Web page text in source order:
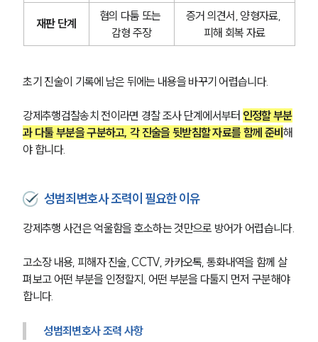
재판 단계
혐의 다툼 또는
감형 주장
증거 의견서, 양형자료,
피해 회복 자료
초기 진술이 기록에 남은 뒤에는 내용을 바꾸기 어렵습니다.
강제추행검찰송치 전이라면 경찰 조사 단계에서부터 인정할 부분
과 다툴 부분을 구분하고, 각 진술을 뒷받침할 자료를 함께 준비해
야 합니다.
성범죄변호사 조력이 필요한 이유
강제추행 사건은 억울함을 호소하는 것만으로 방어가 어렵습니다.
고소장 내용, 피해자 진술, CCTV, 카카오톡, 통화내역을 함께 살
펴보고 어떤 부분을 인정할지, 어떤 부분을 다툴지 먼저 구분해야
합니다.
성범죄변호사 조력 사항